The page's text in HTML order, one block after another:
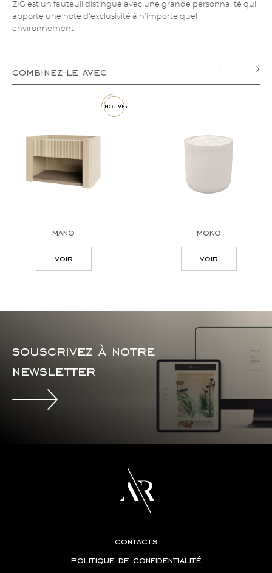
ZIG est un fauteuil distingué avec une grande personnalité qui
apporte une note d'exclusivité à n'importe quel
environnement.
combinez-le avec
nouveau
mano
voir
moko
voir
souscrivez à notre
newsletter
contacts
politique de confidentialité